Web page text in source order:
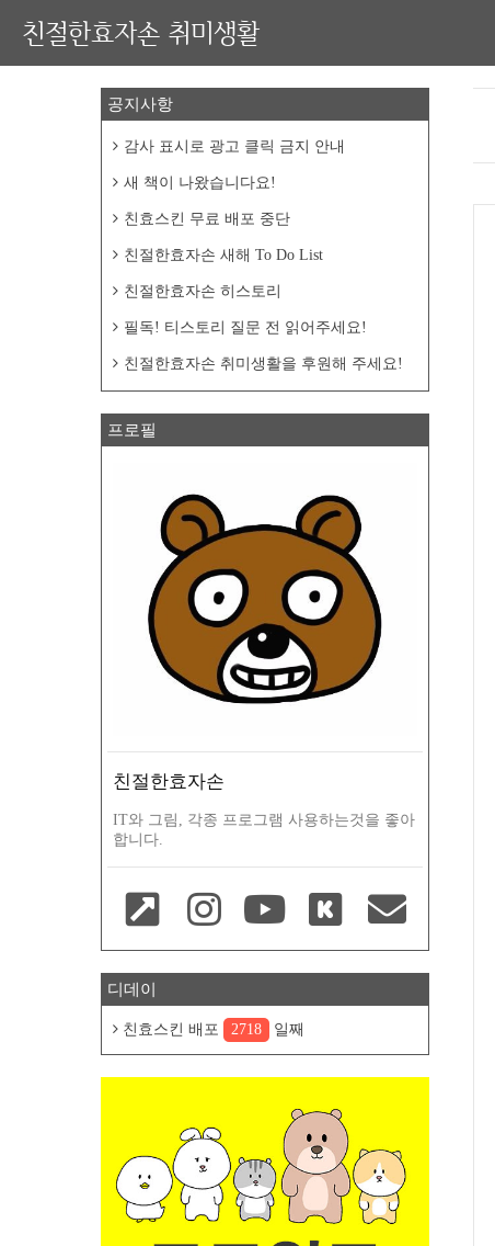
친절한효자손 취미생활
공지사항
감사 표시로 광고 클릭 금지 안내
새 책이 나왔습니다요!
친효스킨 무료 배포 중단
친절한효자손 새해 To Do List
친절한효자손 히스토리
필독! 티스토리 질문 전 읽어주세요!
친절한효자손 취미생활을 후원해 주세요!
프로필
친절한효자손
IT와 그림, 각종 프로그램 사용하는것을 좋아
합니다.
디데이
친효스킨 배포 2718 일째